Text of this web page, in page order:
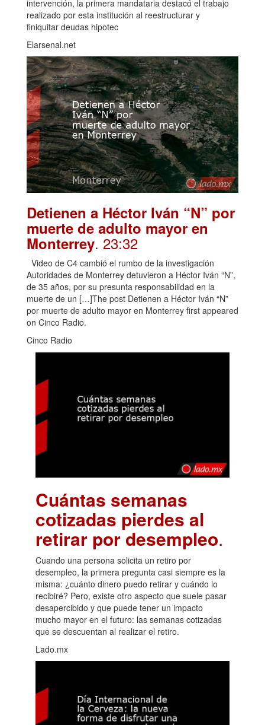
intervención, la primera mandataria destacó el trabajo
realizado por esta institución al reestructurar y
finiquitar deudas hipotec
Elarsenal.net
Detienen a Héctor Iván “N” por
muerte de adulto mayor en
Monterrey. 23:32
Video de C4 cambió el rumbo de la investigación
Autoridades de Monterrey detuvieron a Héctor Iván “N”,
de 35 años, por su presunta responsabilidad en la
muerte de un […]The post Detienen a Héctor Iván “N”
por muerte de adulto mayor en Monterrey first appeared
on Cinco Radio.
Cinco Radio
Cuántas semanas
cotizadas pierdes al
retirar por desempleo.
Cuando una persona solicita un retiro por
desempleo, la primera pregunta casi siempre es la
misma: ¿cuánto dinero puedo retirar y cuándo lo
recibiré? Pero, existe otro aspecto que suele pasar
desapercibido y que puede tener un impacto
mucho mayor en el futuro: las semanas cotizadas
que se descuentan al realizar el retiro.
Lado.mx